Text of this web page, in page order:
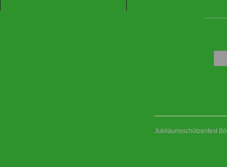
Jubiläumsschützenfest